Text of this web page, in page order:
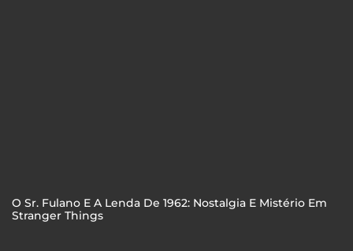
O Sr. Fulano E A Lenda De 1962: Nostalgia E Mistério Em
Stranger Things